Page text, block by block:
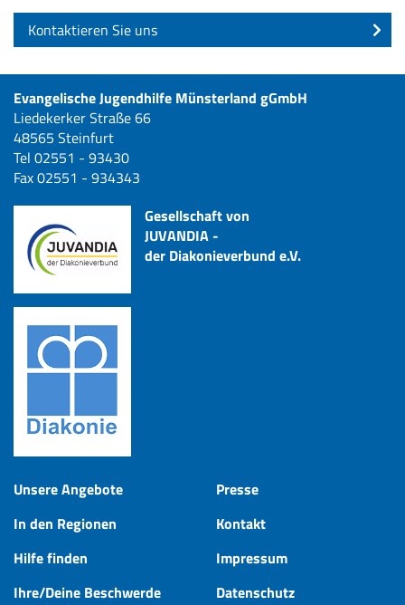
Kontaktieren Sie uns
Evangelische Jugendhilfe Münsterland gGmbH
Liedekerker Straße 66
48565 Steinfurt
Tel 02551 - 93430
Fax 02551 - 934343
Gesellschaft von
JUVANDIA -
der Diakonieverbund e.V.
Unsere Angebote
In den Regionen
Hilfe finden
Ihre/Deine Beschwerde
Presse
Kontakt
Impressum
Datenschutz